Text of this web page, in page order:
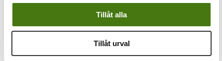
Tillåt alla
Tillåt urval
Lämna en kommentar